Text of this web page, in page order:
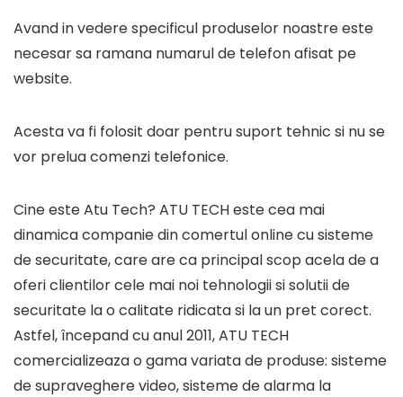
Avand in vedere specificul produselor noastre este
necesar sa ramana numarul de telefon afisat pe
website.
Acesta va fi folosit doar pentru suport tehnic si nu se
vor prelua comenzi telefonice.
Cine este Atu Tech? ATU TECH este cea mai
dinamica companie din comertul online cu sisteme
de securitate, care are ca principal scop acela de a
oferi clientilor cele mai noi tehnologii si solutii de
securitate la o calitate ridicata si la un pret corect.
Astfel, începand cu anul 2011, ATU TECH
comercializeaza o gama variata de produse: sisteme
de supraveghere video, sisteme de alarma la